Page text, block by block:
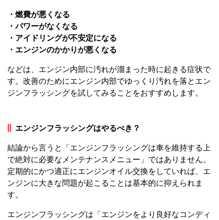
・燃費が悪くなる
・パワーがなくなる
・アイドリングが不安定になる
・エンジンのかかりが悪くなる
などは、エンジン内部に汚れが溜まった時に起きる症状で
す。改善のためにエンジン内部でゆっくり汚れを落とエン
ジンフラッシングを試してみることをおすすめします。
エンジンフラッシングはやるべき？
結論から言うと「エンジンフラッシングは車を維持する上
で絶対に必要なメンテナンスメニュー」ではありません。
定期的にかつ適正にエンジンオイル交換をしていれば、エ
ンジンに大きな問題が起こることは基本的に抑えられま
す。
エンジンフラッシングは「エンジンをより良好なコンディ